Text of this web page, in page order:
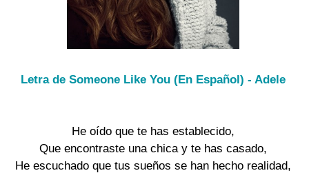
Letra de Someone Like You (En Español) - Adele
He oído que te has establecido,
Que encontraste una chica y te has casado,
He escuchado que tus sueños se han hecho realidad,